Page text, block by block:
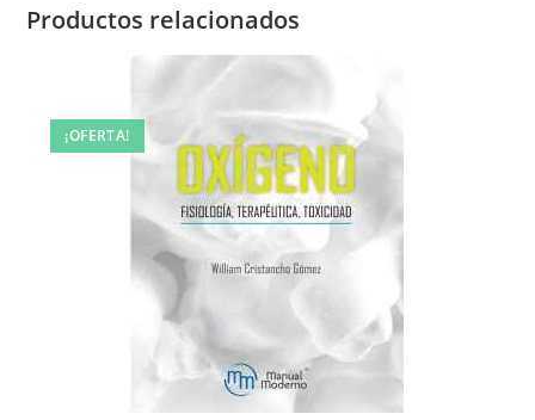
Productos relacionados
¡OFERTA!